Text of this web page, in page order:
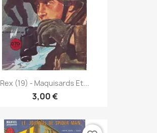
Rex (19) - Maquisards Et...
3,00 €